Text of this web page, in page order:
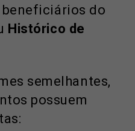
do
Histórico de
semelhantes,
possuem